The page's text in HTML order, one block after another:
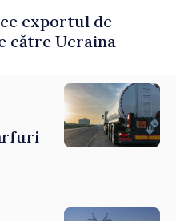
exportul de
către Ucraina